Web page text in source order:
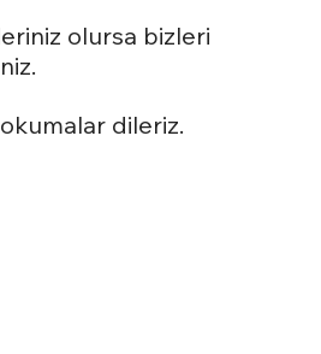
olursa bizleri
dileriz.